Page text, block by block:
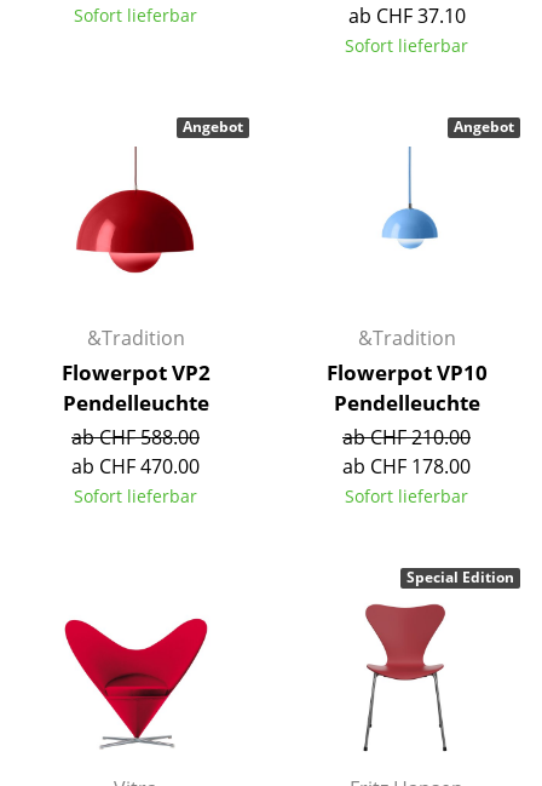
Decken
... alle Accessoires
Zuhause
Wohnzimmer
Esszimmer
Schlafzimmer
Diele
Badezimmer
Stauraum
Sofort lieferbar ab CHF 37.10
Sofort lieferbar
&Tradition
Flowerpot VP2
Pendelleuchte
ab CHF 588.00
ab CHF 470.00
Sofort lieferbar
Angebot
&Tradition
Flowerpot VP10
Pendelleuchte
ab CHF 210.00
ab CHF 178.00
Sofort lieferbar
Angebot
Special Edition